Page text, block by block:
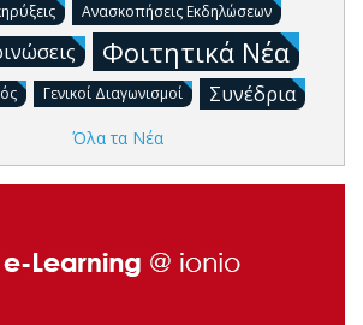
Ανασκοπήσεις Εκδηλώσεων
Φοιτητικά Νέα
Γενικοί Διαγωνισμοί Συνέδρια
Όλα τα Νέα